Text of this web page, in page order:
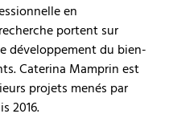
en
portent sur
développement du bien-
Caterina Mamprin est
projets menés par
2016.